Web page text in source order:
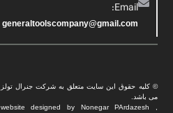
Email:
generaltoolscompany@gmail.com
© کلیه حقوق این سایت متعلق به شرکت جنرال تولز
می باشد.
website designed by Nonegar PArdazesh ,